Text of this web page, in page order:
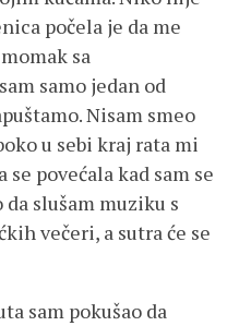
počela je da me
sa
samo jedan od
Nisam smeo
u sebi kraj rata mi
se povećala kad sam se
slušam muziku s
večeri, a sutra će se
sam pokušao da